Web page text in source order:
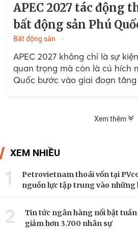
APEC 2027 tác động
bất động sản Phú
Bất động sản
APEC 2027 không chỉ là sự
quan trọng mà còn là cú hích
Quốc bước vào giai đoạn
Xem thêm
XEM NHIỀU
1
Petrovietnam thoái vốn tại
nguồn lực tập trung vào những
2
Tin tức ngân hàng nổi bật
giảm hơn 3.700 nhân sự